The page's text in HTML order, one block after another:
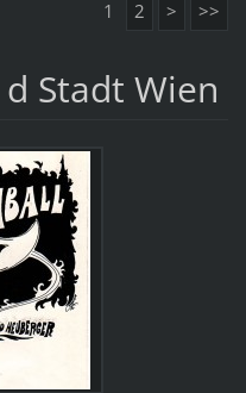
1 2 > >>
Stadt Wien